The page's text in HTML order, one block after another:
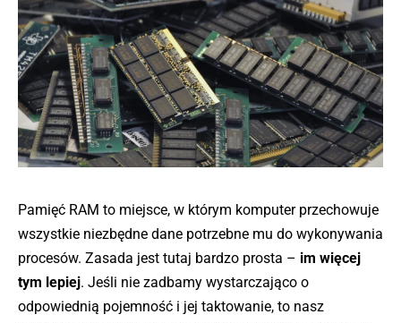
Pamięć RAM to miejsce, w którym komputer przechowuje
wszystkie niezbędne dane potrzebne mu do wykonywania
procesów. Zasada jest tutaj bardzo prosta – im więcej
tym lepiej. Jeśli nie zadbamy wystarczająco o
odpowiednią pojemność i jej taktowanie, to nasz